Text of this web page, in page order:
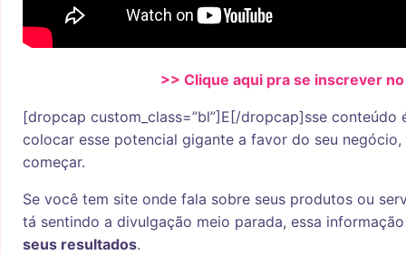
>> Clique aqui pra se inscrever
[dropcap custom_class=”bl”]E[/dropcap]sse conteúdo
colocar esse potencial gigante a favor do seu
começar.
Se você tem site onde fala sobre seus produtos ou
tá sentindo a divulgação meio parada, essa
seus resultados.